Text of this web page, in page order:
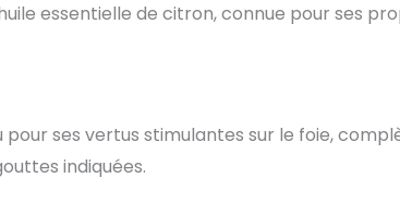
essentielle de citron, connue pour ses
pour ses vertus stimulantes sur le foie,
indiquées.